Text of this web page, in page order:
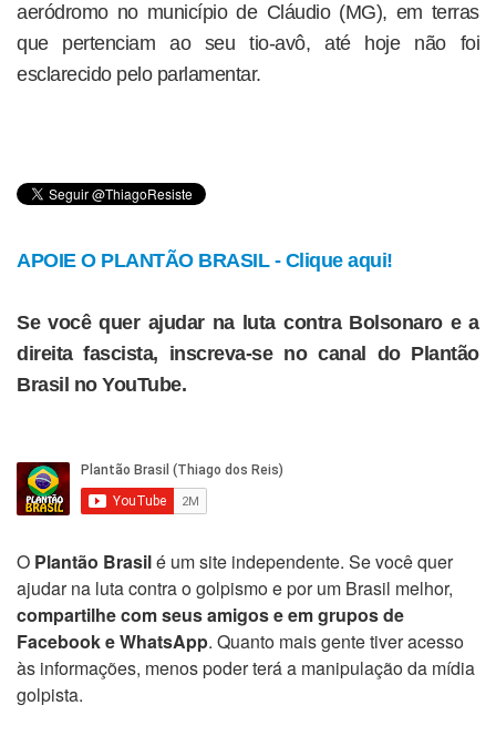
aeródromo no município de Cláudio (MG), em terras
que pertenciam ao seu tio-avô, até hoje não foi
esclarecido pelo parlamentar.
APOIE O PLANTÃO BRASIL - Clique aqui!
Se você quer ajudar na luta contra Bolsonaro e a
direita fascista, inscreva-se no canal do Plantão
Brasil no YouTube.
O Plantão Brasilé um site independente. Se você quer
ajudar na luta contra o golpismo e por um Brasil melhor,
compartilhe com seus amigos e em grupos de
Facebook e WhatsApp. Quanto mais gente tiver acesso
às informações, menos poder terá a manipulação da mídia
golpista.